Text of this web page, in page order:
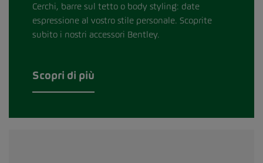
Cerchi, barre sul tetto o body styling: date
espressione al vostro stile personale. Scoprite
subito i nostri accessori Bentley.
Scopri di più